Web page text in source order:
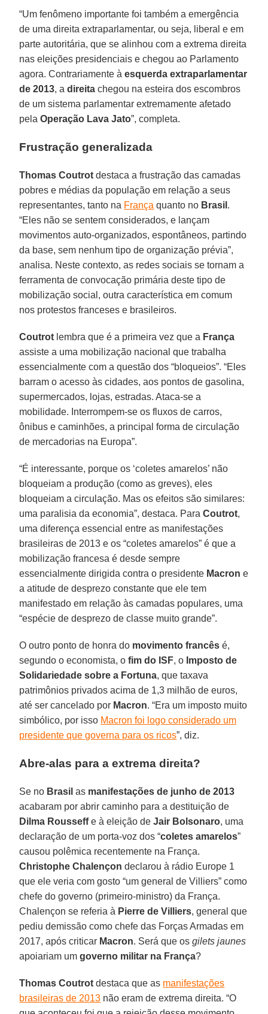
“Um fenômeno importante foi também a emergência
de uma direita extraparlamentar, ou seja, liberal e em
parte autoritária, que se alinhou com a extrema direita
nas eleições presidenciais e chegou ao Parlamento
agora. Contrariamente àesquerda extraparlamentar
de 2013, adireita chegou na esteira dos escombros
de um sistema parlamentar extremamente afetado
pelaOperação Lava Jato”, completa.
Frustração generalizada
Thomas Coutrot destaca a frustração das camadas
pobres e médias da população em relação a seus
representantes, tanto na França quanto no Brasil .
“Eles não se sentem considerados, e lançam
movimentos auto-organizados, espontâneos, partindo
da base, sem nenhum tipo de organização prévia”,
analisa. Neste contexto, as redes sociais se tornam a
ferramenta de convocação primária deste tipo de
mobilização social, outra característica em comum
nos protestos franceses e brasileiros.
Coutrot lembra que é a primeira vez que a França
assiste a uma mobilização nacional que trabalha
essencialmente com a questão dos “bloqueios”. “Eles
barram o acesso às cidades, aos pontos de gasolina,
supermercados, lojas, estradas. Ataca-se a
mobilidade. Interrompem-se os fluxos de carros,
ônibus e caminhões, a principal forma de circulação
de mercadorias na Europa”.
“É interessante, porque os ‘coletes amarelos’ não
bloqueiam a produção (como as greves), eles
bloqueiam a circulação. Mas os efeitos são similares:
uma paralisia da economia”, destaca. ParaCoutrot,
uma diferença essencial entre as manifestações
brasileiras de 2013 e os “coletes amarelos” é que a
mobilização francesa é desde sempre
essencialmente dirigida contra o presidente Macron e
a atitude de desprezo constante que ele tem
manifestado em relação às camadas populares, uma
“espécie de desprezo de classe muito grande”.
O outro ponto de honra do movimento francês é,
segundo o economista, o fim do ISF, o Imposto de
Solidariedade sobre a Fortuna, que taxava
patrimônios privados acima de 1,3 milhão de euros,
até ser cancelado por Macron. “Era um imposto muito
simbólico, por isso Macron foi logo considerado um
presidente que governa para os ricos”, diz.
Abre-alas para a extrema direita?
Se no Brasil as manifestações de junho de 2013
acabaram por abrir caminho para a destituição de
Dilma Rousseffe à eleição deJair Bolsonaro, uma
declaração de um porta-voz dos “coletes amarelos”
causou polêmica recentemente na França.
Christophe Chalençon declarou à rádio Europe 1
que ele veria com gosto “um general de Villiers” como
chefe do governo (primeiro-ministro) da França.
Chalençon se referia à Pierre de Villiers, general que
pediu demissão como chefe das Forças Armadas em
2017, após criticar Macron. Será que os gilets jaunes
apoiariam um governo militar na França?
Thomas Coutrot destaca que as manifestações
brasileiras de 2013 não eram de extrema direita. “O